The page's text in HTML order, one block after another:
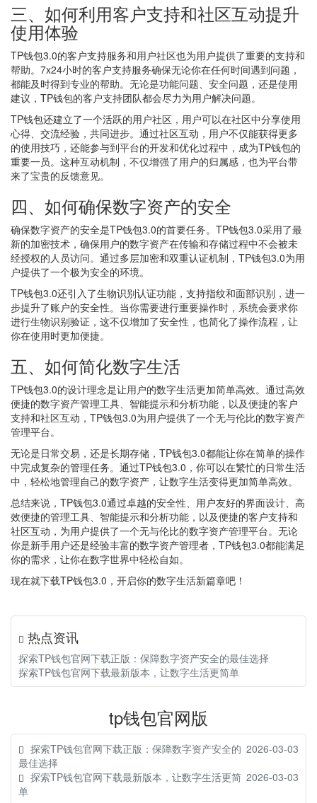
三、如何利用客户支持和社区互动提升
使用体验
TP钱包3.0的客户支持服务和用户社区也为用户提供了重要的支持和
帮助。7x24小时的客户支持服务确保无论你在任何时间遇到问题，
都能及时得到专业的帮助。无论是功能问题、安全问题，还是使用
建议，TP钱包的客户支持团队都会尽力为用户解决问题。
TP钱包还建立了一个活跃的用户社区，用户可以在社区中分享使用
心得、交流经验，共同进步。通过社区互动，用户不仅能获得更多
的使用技巧，还能参与到平台的开发和优化过程中，成为TP钱包的
重要一员。这种互动机制，不仅增强了用户的归属感，也为平台带
来了宝贵的反馈意见。
四、如何确保数字资产的安全
确保数字资产的安全是TP钱包3.0的首要任务。TP钱包3.0采用了最
新的加密技术，确保用户的数字资产在传输和存储过程中不会被未
经授权的人员访问。通过多层加密和双重认证机制，TP钱包3.0为用
户提供了一个极为安全的环境。
TP钱包3.0还引入了生物识别认证功能，支持指纹和面部识别，进一
步提升了账户的安全性。当你需要进行重要操作时，系统会要求你
进行生物识别验证，这不仅增加了安全性，也简化了操作流程，让
你在使用时更加便捷。
五、如何简化数字生活
TP钱包3.0的设计理念是让用户的数字生活更加简单高效。通过高效
便捷的数字资产管理工具、智能提示和分析功能，以及便捷的客户
支持和社区互动，TP钱包3.0为用户提供了一个无与伦比的数字资产
管理平台。
无论是日常交易，还是长期存储，TP钱包3.0都能让你在简单的操作
中完成复杂的管理任务。通过TP钱包3.0，你可以在繁忙的日常生活
中，轻松地管理自己的数字资产，让数字生活变得更加简单高效。
总结来说，TP钱包3.0通过卓越的安全性、用户友好的界面设计、高
效便捷的管理工具、智能提示和分析功能，以及便捷的客户支持和
社区互动，为用户提供了一个无与伦比的数字资产管理平台。无论
你是新手用户还是经验丰富的数字资产管理者，TP钱包3.0都能满足
你的需求，让你在数字世界中轻松自如。
现在就下载TP钱包3.0，开启你的数字生活新篇章吧！
热点资讯
探索TP钱包官网下载正版：保障数字资产安全的最佳选择
探索TP钱包官网下载最新版本，让数字生活更简单
tp钱包官网版
2026-03-03
探索TP钱包官网下载正版：保障数字资产安全的
最佳选择
2026-03-03
探索TP钱包官网下载最新版本，让数字生活更简
单